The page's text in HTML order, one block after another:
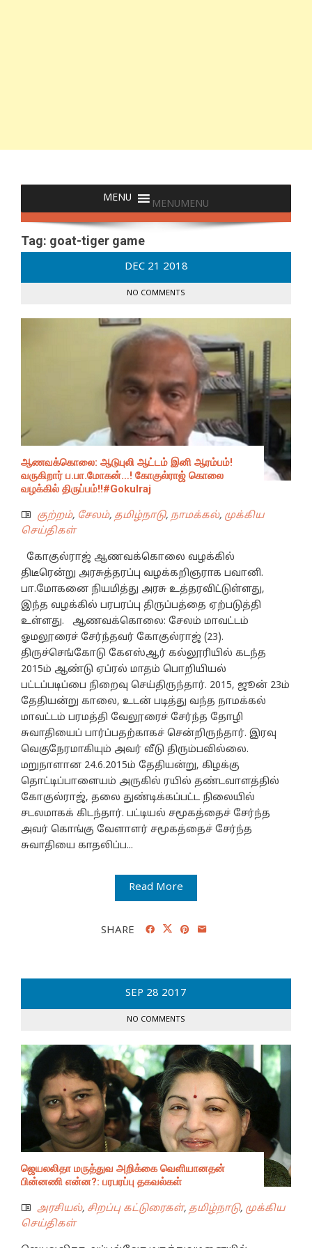
MENUMENU
Tag: goat-tiger game
DEC 21 2018
NO COMMENTS
ஆணவக்கொலை: ஆடுபுலி ஆட்டம் இனி ஆரம்பம்!
வருகிறார் ப.பா.மோகன்…! கோகுல்ராஜ் கொலை
வழக்கில் திருப்பம்!!#Gokulraj
குற்றம், சேலம், தமிழ்நாடு, நாமக்கல், முக்கிய
செய்திகள்
கோகுல்ராஜ் ஆணவக்கொலை வழக்கில்
திடீரென்று அரசுத்தரப்பு வழக்கறிஞராக பவானி.
பா.மோகனை நியமித்து அரசு உத்தரவிட்டுள்ளது,
இந்த வழக்கில் பரபரப்பு திருப்பத்தை ஏற்படுத்தி
உள்ளது. ஆணவக்கொலை: சேலம் மாவட்டம்
ஓமலூரைச் சேர்ந்தவர் கோகுல்ராஜ் (23).
திருச்செங்கோடு கேஎஸ்ஆர் கல்லூரியில் கடந்த
2015ம் ஆண்டு ஏப்ரல் மாதம் பொறியியல்
பட்டப்படிப்பை நிறைவு செய்திருந்தார். 2015, ஜூன் 23ம்
தேதியன்று காலை, உடன் படித்து வந்த நாமக்கல்
மாவட்டம் பரமத்தி வேலூரைச் சேர்ந்த தோழி
சுவாதியைப் பார்ப்பதற்காகச் சென்றிருந்தார். இரவு
வெகுநேரமாகியும் அவர் வீடு திரும்பவில்லை.
மறுநாளான 24.6.2015ம் தேதியன்று, கிழக்கு
தொட்டிப்பாளையம் அருகில் ரயில் தண்டவாளத்தில்
கோகுல்ராஜ், தலை துண்டிக்கப்பட்ட நிலையில்
சடலமாகக் கிடந்தார். பட்டியல் சமூகத்தைச் சேர்ந்த
அவர் கொங்கு வேளாளர் சமூகத்தைச் சேர்ந்த
சுவாதியை காதலிப்ப...
Read More
SHARE
SEP 28 2017
NO COMMENTS
ஜெயலலிதா மருத்துவ அறிக்கை வெளியானதன்
பின்னணி என்ன?: பரபரப்பு தகவல்கள்
அரசியல், சிறப்பு கட்டுரைகள், தமிழ்நாடு, முக்கிய
செய்திகள்